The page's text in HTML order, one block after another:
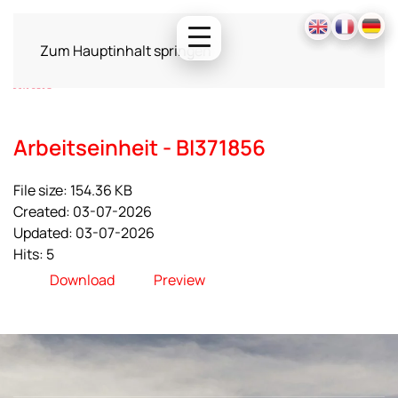
Zum Hauptinhalt springen
Arbeitseinheit - BI371856
File size: 154.36 KB
Created: 03-07-2026
Updated: 03-07-2026
Hits: 5
Download
Preview